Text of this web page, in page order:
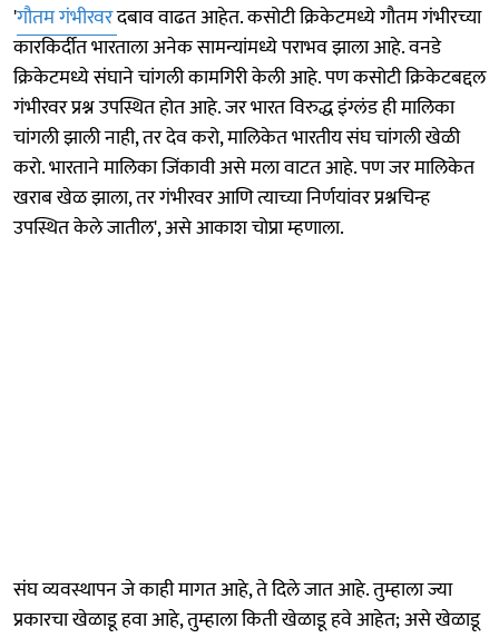
'गौतम गंभीरवरदबाव वाढत आहेत. कसोटी क्रिकेटमध्ये गौतम गंभीरच्या
कारकिर्दीत भारताला अनेक सामन्यांमध्ये पराभव झाला आहे. वनडे
क्रिकेटमध्ये संघाने चांगली कामगिरी केली आहे. पण कसोटी क्रिकेटबद्दल
गंभीरवर प्रश्न उपस्थित होत आहे. जर भारत विरुद्ध इंग्लंड ही मालिका
चांगली झाली नाही, तर देव करो, मालिकेत भारतीय संघ चांगली खेळी
करो. भारताने मालिका जिंकावी असे मला वाटत आहे. पण जर मालिकेत
खराब खेळ झाला, तर गंभीरवर आणि त्याच्या निर्णयांवर प्रश्नचिन्ह
उपस्थित केले जातील', असे आकाश चोप्रा म्हणाला.
संघ व्यवस्थापन जे काही मागत आहे, ते दिले जात आहे. तुम्हाला ज्या
प्रकारचा खेळाडू हवा आहे, तुम्हाला किती खेळाडू हवे आहेत; असे खेळाडू